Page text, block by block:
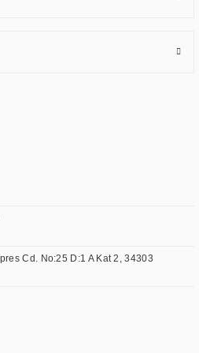
Cd. No:25 D:1 A Kat 2, 34303